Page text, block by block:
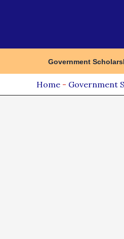
Government
Home - Government